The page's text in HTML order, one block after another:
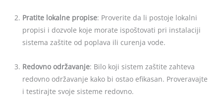
Pratite lokalne propise: Proverite da li postoje lokalni
propisi i dozvole koje morate ispoštovati pri instalaciji
sistema zaštite od poplava ili curenja vode.
Redovno održavanje: Bilo koji sistem zaštite zahteva
redovno održavanje kako bi ostao efikasan. Proveravajte
i testirajte svoje sisteme redovno.